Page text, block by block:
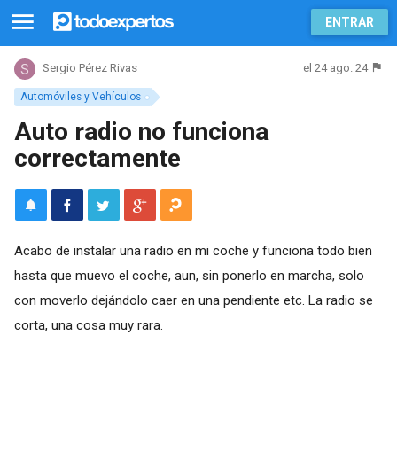
ENTRAR
Automóviles y Vehículos
Sergio Pérez Rivas el 24 ago. 24
Auto radio no funciona
correctamente
Acabo de instalar una radio en mi coche y funciona todo bien
hasta que muevo el coche, aun, sin ponerlo en marcha, solo
con moverlo dejándolo caer en una pendiente etc. La radio se
corta, una cosa muy rara.